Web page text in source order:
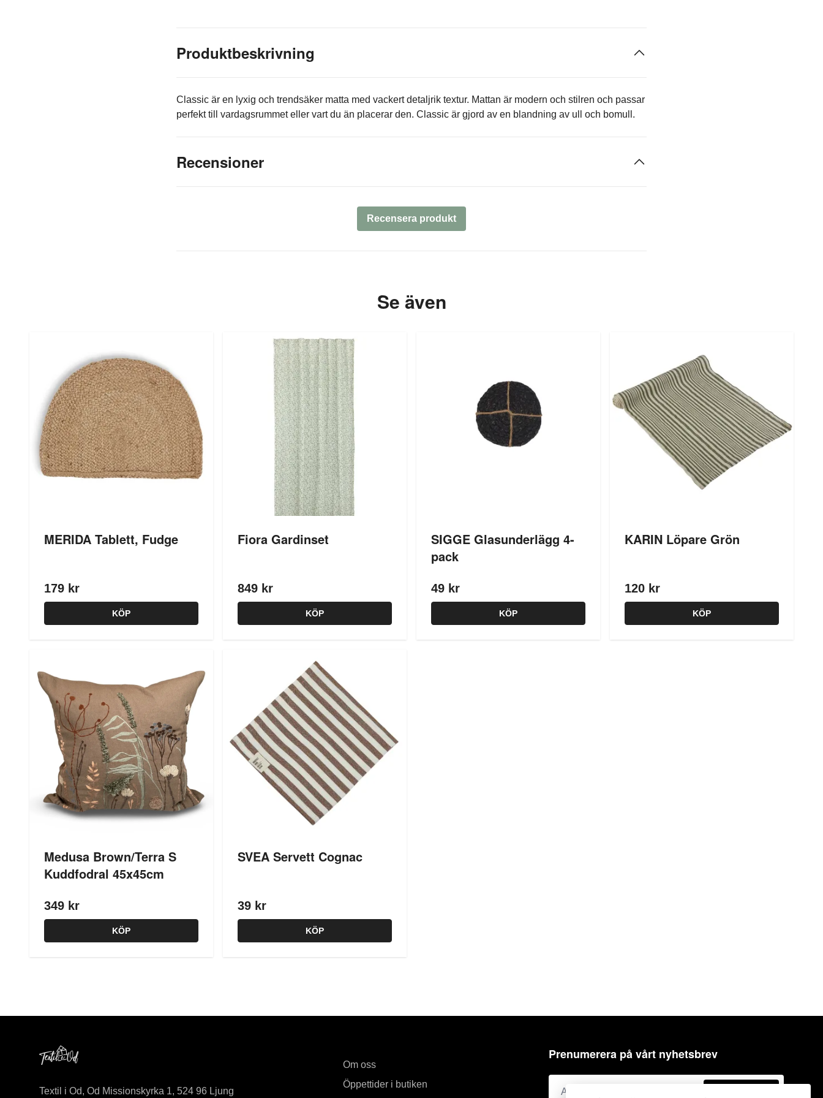
Produktbeskrivning
Classic är en lyxig och trendsäker matta med vackert detaljrik textur. Mattan är modern och stilren och passar
perfekt till vardagsrummet eller vart du än placerar den. Classic är gjord av en blandning av ull och bomull.
Recensioner
Recensera produkt
Se även
MERIDA Tablett, Fudge
179 kr
KÖP
Fiora Gardinset
849 kr
KÖP
SIGGE Glasunderlägg 4-
pack
49 kr
KÖP
KARIN Löpare Grön
120 kr
KÖP
Medusa Brown/Terra S
Kuddfodral 45x45cm
349 kr
KÖP
SVEA Servett Cognac
39 kr
KÖP
Textil i Od, Od Missionskyrka 1, 524 96 Ljung
Om oss
Öppettider i butiken
Prenumerera på vårt nyhetsbrev